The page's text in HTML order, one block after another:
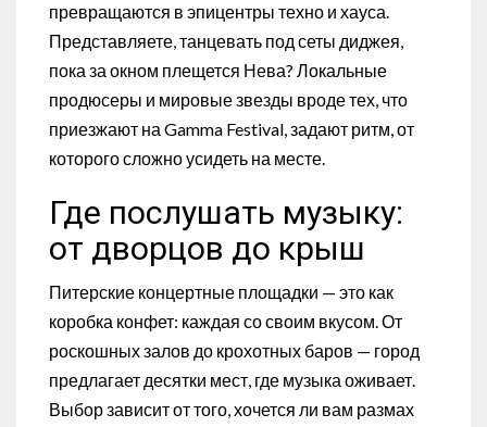
превращаются в эпицентры техно и хауса.
Представляете, танцевать под сеты диджея,
пока за окном плещется Нева? Локальные
продюсеры и мировые звезды вроде тех, что
приезжают на Gamma Festival, задают ритм, от
которого сложно усидеть на месте.
Где послушать музыку:
от дворцов до крыш
Питерские концертные площадки — это как
коробка конфет: каждая со своим вкусом. От
роскошных залов до крохотных баров — город
предлагает десятки мест, где музыка оживает.
Выбор зависит от того, хочется ли вам размах